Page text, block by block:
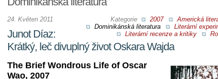
Kategorie 2007
Americká
Dominikánská literatura
Literární
Literární recenze a kritiky
24. Květen 2011
Junot Díaz:
Krátký, leč divuplný život Oskara Wajda
The Brief Wondrous Life of Oscar
Wao, 2007